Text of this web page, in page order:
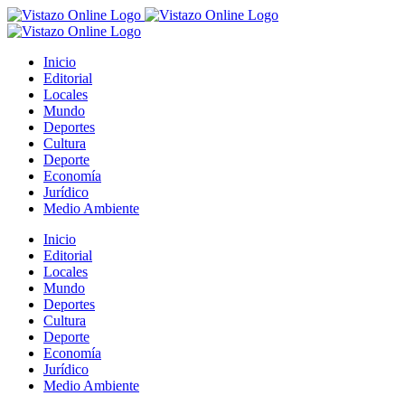
Saltar
al
Inicio
Editorial
Locales
Mundo
Deportes
Cultura
Deporte
Economía
Jurídico
Medio Ambiente
Inicio
Editorial
Locales
Mundo
Deportes
Cultura
Deporte
Economía
Jurídico
Medio Ambiente